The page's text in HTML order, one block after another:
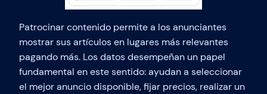
Patrocinar contenido permite a los anunciantes
mostrar sus artículos en lugares más relevantes
pagando más. Los datos desempeñan un papel
fundamental en este sentido: ayudan a seleccionar
el mejor anuncio disponible, fijar precios, realizar un